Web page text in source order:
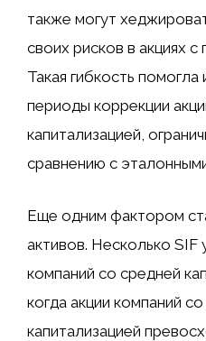
также могут
своих рисков в акциях
Такая гибкость
периоды коррекции
капитализацией,
сравнению с
Еще одним фактором
активов. Несколько SIF
компаний со средней
когда акции компаний
капитализацией